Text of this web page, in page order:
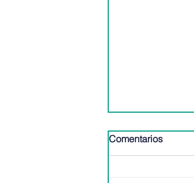
Comentarios